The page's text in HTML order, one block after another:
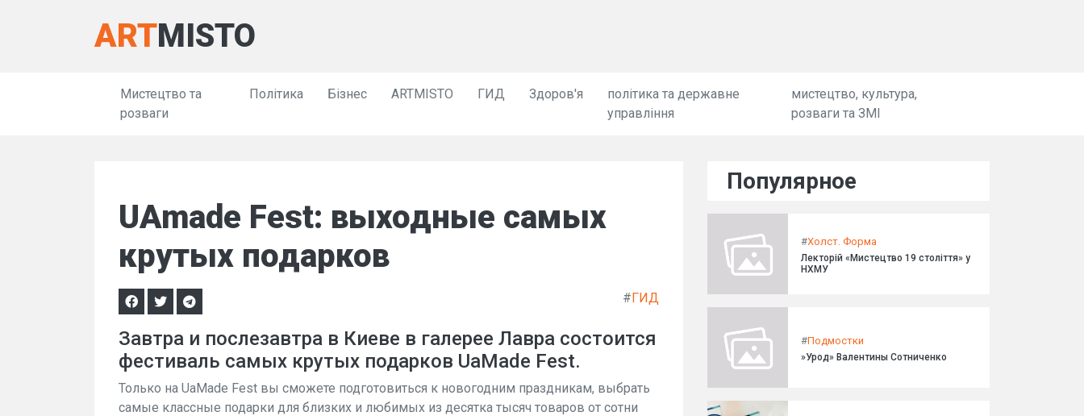
ARTMISTO
Мистецтво та
розваги
Політика Бізнес ARTMISTO ГИД Здоров'я
політика та державне
управління
мистецтво, культура,
розваги та ЗМІ
UAmade Fest: выходные самых
крутых подарков
#ГИД
Завтра и послезавтра в Киеве в галерее Лавра состоится
фестиваль самых крутых подарков UaMade Fest.
Только на UaMade Fest вы сможете подготовиться к новогодним праздникам, выбрать
самые классные подарки для близких и любимых из десятка тысяч товаров от сотни
Популярное
#Холст. Форма
Лекторій «Мистецтво 19 століття» у
НХМУ
#Подмостки
»Урод» Валентины Сотниченко